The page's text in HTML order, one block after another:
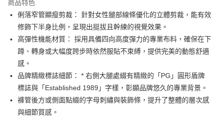
悠遊付
大哥付你分期
相關說明
【大哥付你分期使用說明】
1.本服務由台灣大哥大提供，台灣大哥大用戶可立即使用無須另外申請。
2.付款方式選擇「大哥付你分期」，訂單成立後會自動跳轉到大哥付的交易
流程，驗證手機門號後，選擇欲分期的期數、繳款截止日，確認付款後即完
成交易。
3.實際核准額度、可分期數及費用金額請依後續交易確認頁面所載為準。
4.訂單成立30分鐘內，如未前往確認交易或遇審核未通過，訂單將自動取
消。如遇「轉專審核」未通過狀況，表示未達大哥付你分期系統評分，恕無
AFTEE先享後付
相關說明
【關於「AFTEE先享後付」】
AFTEE先享後付是「在收到商品之後才付款」的支付方式。 讓您購物簡單
便利好安心！
１．簡單：不需註冊會員、不需綁卡、不需儲值。
２．便利：只要手機號碼，簡訊認證，即可結帳。
ATM付款
運送方式
商品特色
俐落窄管顯瘦剪裁： 針對女性腿部線條優化的立體剪裁，能有效
修飾下半身比例，呈現出挺拔且幹練的視覺效果。
高彈性機能材質： 採用具備四向高度彈力的專業布料，確保在下
蹲、轉身或大幅度跨步時依然服貼不束縛，提供完美的動態舒適
感。
品牌精緻標誌細節： * 右側大腿處綴有精緻的「PG」圓形盾牌
標誌與「Established 1989」字樣，彰顯品牌悠久的專業背景。
褲管後方或側面點綴的字母刺繡與裝飾條，提升了整體的層次感
與細節質感。